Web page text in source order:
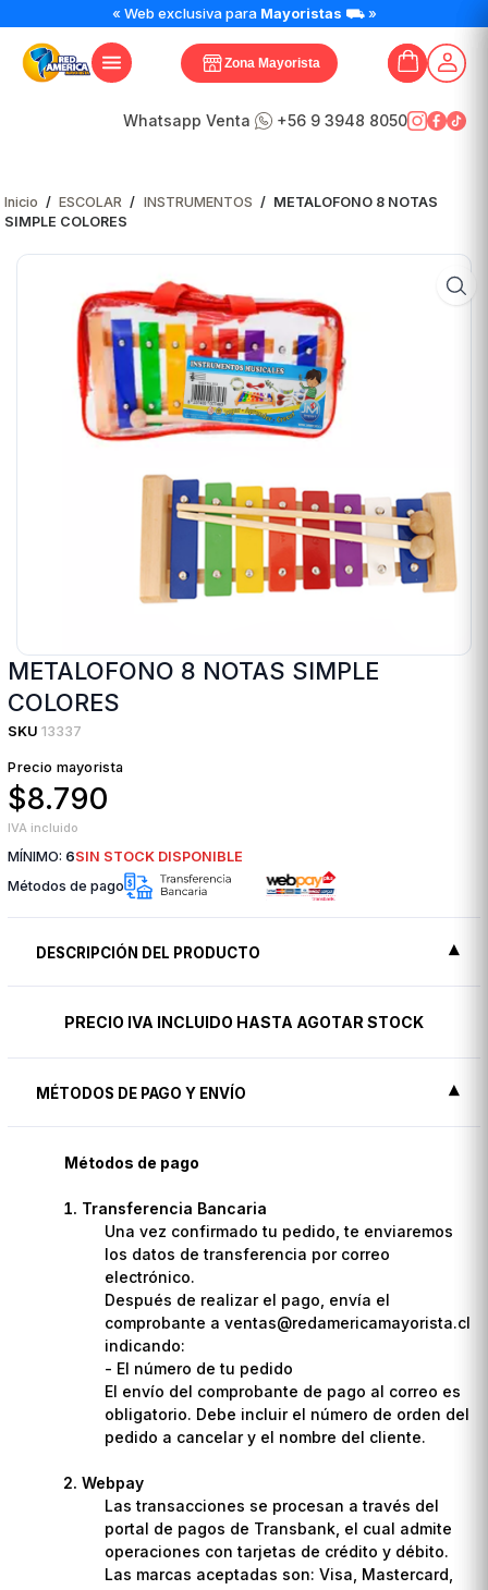
« Web exclusiva para Mayoristas ⛟ »
Zona Mayorista
Whatsapp Venta +56 9 3948 8050
Inicio / ESCOLAR / INSTRUMENTOS / METALOFONO 8 NOTAS
SIMPLE COLORES
METALOFONO 8 NOTAS SIMPLE
COLORES
SKU 13337
Precio mayorista
$8.790
IVA incluido
MÍNIMO: 6SIN STOCK DISPONIBLE
Métodos de pago
DESCRIPCIÓN DEL PRODUCTO
PRECIO IVA INCLUIDO HASTA AGOTAR STOCK
MÉTODOS DE PAGO Y ENVÍO
Métodos de pago
Transferencia Bancaria
Una vez confirmado tu pedido, te enviaremos
los datos de transferencia por correo
electrónico.
Después de realizar el pago, envía el
comprobante a ventas@redamericamayorista.cl
indicando:
- El número de tu pedido
El envío del comprobante de pago al correo es
obligatorio. Debe incluir el número de orden del
pedido a cancelar y el nombre del cliente.
Webpay
Las transacciones se procesan a través del
portal de pagos de Transbank, el cual admite
operaciones con tarjetas de crédito y débito.
Las marcas aceptadas son: Visa, Mastercard,